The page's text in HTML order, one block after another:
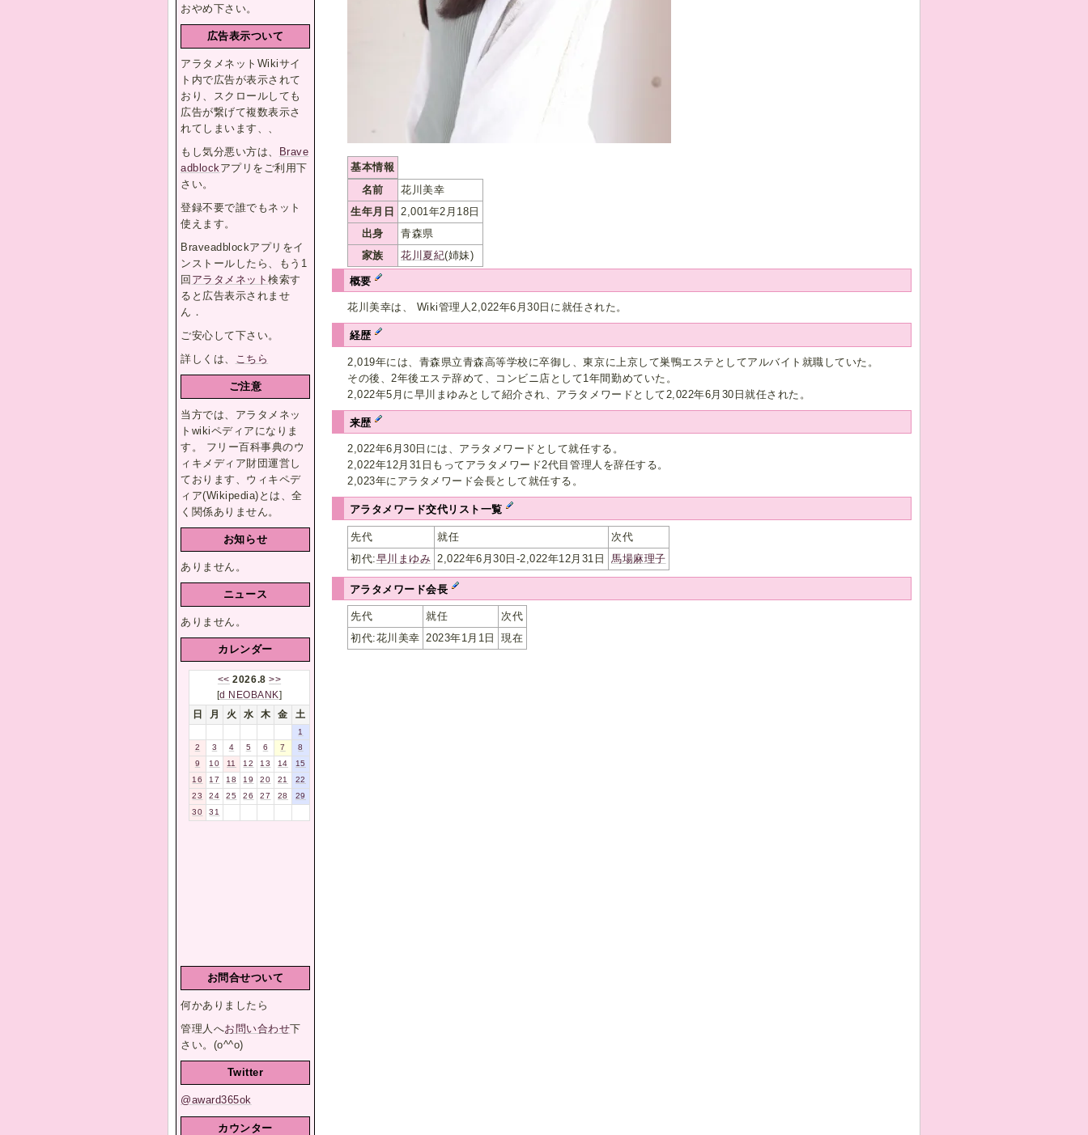
基本情報
名前
花川美幸
生年月日
2,001年2月18日
出身
青森県
家族
花川夏紀(姉妹)
概要
花川美幸は、 Wiki管理人2,022年6月30日に就任された。
経歴
2,019年には、青森県立青森高等学校に卒御し、東京に上京して巣鴨エステとしてアルバイト就職していた。
その後、2年後エステ辞めて、コンビニ店として1年間勤めていた。
2,022年5月に早川まゆみとして紹介され、アラタメワードとして2,022年6月30日就任された。
来歴
2,022年6月30日には、アラタメワードとして就任する。
2,022年12月31日もってアラタメワード2代目管理人を辞任する。
2,023年にアラタメワード会長として就任する。
アラタメワード交代リスト一覧
先代 就任
次代
初代:早川まゆみ 2,022年6月30日-2,022年12月31日 馬場麻理子
アラタメワード会長
先代 就任
次代
初代:花川美幸 2023年1月1日 現在
おやめ下さい。
広告表示ついて
アラタメネットWikiサイ
ト内で広告が表示されて
おり、スクロールしても
広告が繋げて複数表示さ
れてしまいます、、
もし気分悪い方は、
Brave
adblockアプリをご利用下
さい。
登録不要で誰でもネット
使えます。
Braveadblockアプリをイ
ンストールしたら、もう1
回 アラタメネット検索す
ると広告表示されませ
ん．
ご安心して下さい。
詳しくは、 こちら
ご注意
当方では、アラタメネッ
トwikiペディアになりま
す。 フリー百科事典のウ
ィキメディア財団運営し
ております、ウィキペデ
ィア(Wikipedia)とは、全
く関係ありません。
お知らせ
ありません。
ニュース
ありません。
カレンダー
<< 2026.8 >>
[d NEOBANK]
日
月 火 水 木 金 土
1
2
3 4 5 6 7
8
9
10 11 12 13 14
15
16
17 18 19 20 21
22
23
24 25 26 27 28
29
30
31
お問合せついて
何かありましたら
管理人へお問い合わせ下
さい。(o^^o)
Twitter
@award365ok
カウンター